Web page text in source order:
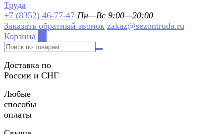
+7 (8352) 46-77-47 Пн—Вс 9:00—20:00
Заказать обратный звонок zakaz@sezontruda.ru
Корзина
Доставка по
России и СНГ
Любые
способы
оплаты